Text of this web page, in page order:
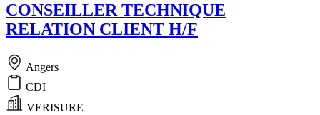
CONSEILLER TECHNIQUE
RELATION CLIENT H/F
Angers
CDI
VERISURE